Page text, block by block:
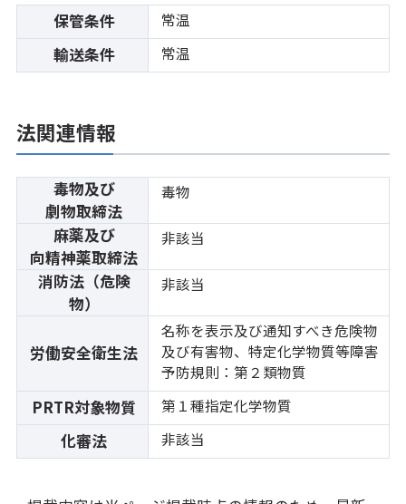
保管条件 常温
輸送条件 常温
法関連情報
毒物及び
劇物取締法
毒物
麻薬及び
向精神薬取締法
非該当
消防法（危険
物）
非該当
労働安全衛生法
名称を表示及び通知すべき危険物
及び有害物、特定化学物質等障害
予防規則：第２類物質
PRTR対象物質 第１種指定化学物質
化審法 非該当